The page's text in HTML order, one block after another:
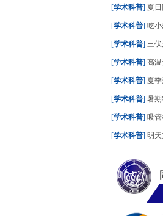
[学术科普] 夏
[学术科普] 吃小
[学术科普] 三伏
[学术科普] 高
[学术科普] 夏
[学术科普] 暑期
[学术科普] 吸管
[学术科普] 明天